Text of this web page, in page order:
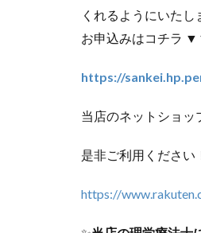
くれるようにいた
お申込みはコチラ
https://
当店のネットショッ
是非ご利用ください
https://